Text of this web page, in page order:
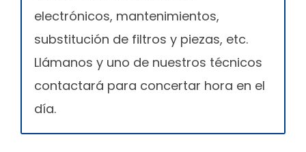
electrónicos, mantenimientos,
substitución de filtros y piezas, etc.
Llámanos y uno de nuestros técnicos
contactará para concertar hora en el
día.